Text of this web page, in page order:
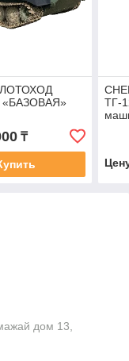
«БАЗОВАЯ»
₸
ТГ-
дом 13,